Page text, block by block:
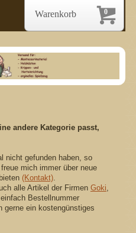
andere Kategorie passt,
nicht gefunden haben, so
mich immer über neue
(Kontakt).
alle Artikel der Firmen Goki,
Bestellnummer
gerne ein kostengünstiges
0
Warenkorb